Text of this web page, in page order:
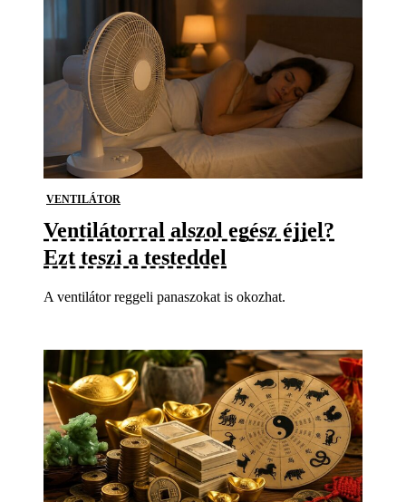
VENTILÁTOR
Ventilátorral alszol egész éjjel?
Ezt teszi a testeddel
A ventilátor reggeli panaszokat is okozhat.